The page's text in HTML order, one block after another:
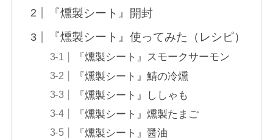
『燻製シート』開封
『燻製シート』使ってみた（レシピ）
『燻製シート』スモークサーモン
『燻製シート』鯖の冷燻
『燻製シート』ししゃも
『燻製シート』燻製たまご
『燻製シート』醤油